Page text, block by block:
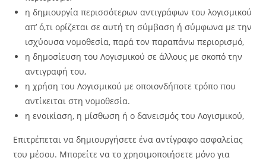
η δημιουργία περισσότερων αντιγράφων του λογισμικού
απ’ ό,τι ορίζεται σε αυτή τη σύμβαση ή σύμφωνα με την
ισχύουσα νομοθεσία, παρά τον παραπάνω περιορισμό,
η δημοσίευση του Λογισμικού σε άλλους με σκοπό την
αντιγραφή του,
η χρήση του Λογισμικού με οποιονδήποτε τρόπο που
αντίκειται στη νομοθεσία.
η ενοικίαση, η μίσθωση ή ο δανεισμός του Λογισμικού,
Επιτρέπεται να δημιουργήσετε ένα αντίγραφο ασφαλείας
του μέσου. Μπορείτε να το χρησιμοποιήσετε μόνο για